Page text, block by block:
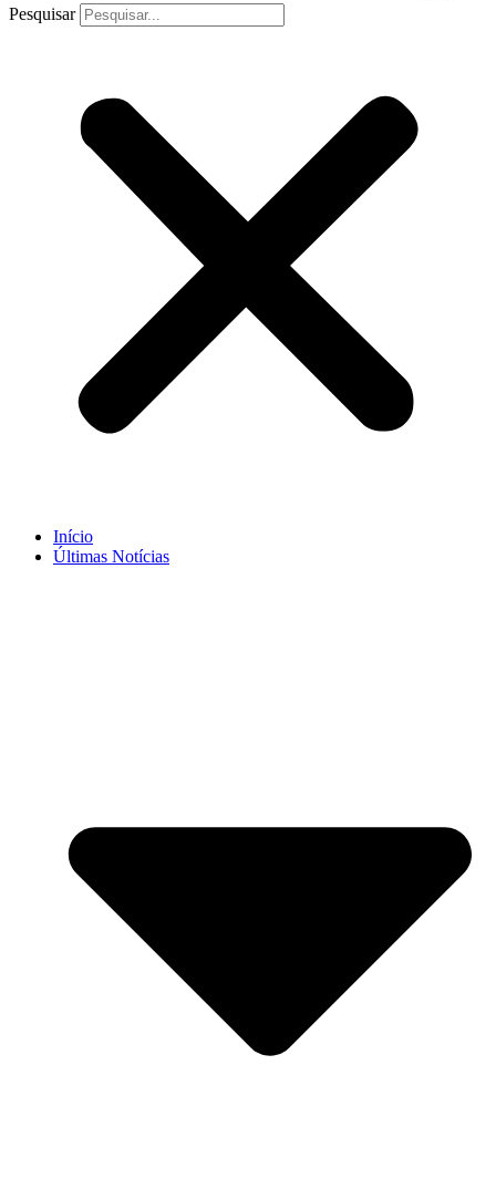
Pesquisar
Início
Últimas Notícias